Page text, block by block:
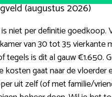
(augustus 2026)
niet per definitie
van 30 tot 35
is dit al gauw €1.650.
kosten gaat naar de vloerder
uit zelf (of met familie/